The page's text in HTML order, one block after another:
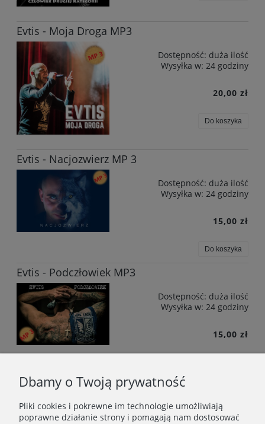
Evtis - Moja Droga MP3
Dostępność: duża ilość
Wysyłka w: 24 godziny
20,00 zł
Do koszyka
Evtis - Nacjozwierz MP 3
Dostępność: duża ilość
Wysyłka w: 24 godziny
15,00 zł
Do koszyka
Evtis - Podczłowiek MP3
Dostępność: duża ilość
Wysyłka w: 24 godziny
15,00 zł
Dbamy o Twoją prywatność
Pliki cookies i pokrewne im technologie umożliwiają
poprawne działanie strony i pomagają nam dostosować